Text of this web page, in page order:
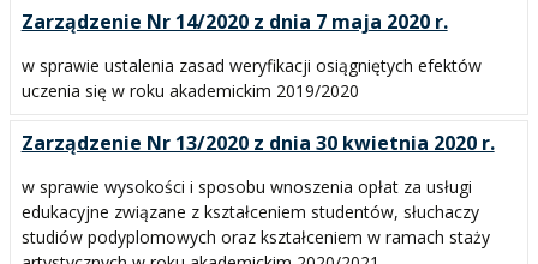
Zarządzenie Nr 14/2020 z dnia 7 maja 2020 r.
w sprawie ustalenia zasad weryfikacji osiągniętych efektów
uczenia się w roku akademickim 2019/2020
Zarządzenie Nr 13/2020 z dnia 30 kwietnia 2020 r.
w sprawie wysokości i sposobu wnoszenia opłat za usługi
edukacyjne związane z kształceniem studentów, słuchaczy
studiów podyplomowych oraz kształceniem w ramach staży